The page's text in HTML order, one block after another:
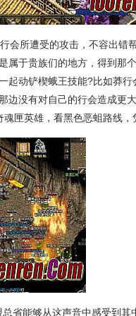
会所遭受的攻击，不容出错
属于贵族们的地方，得到那
起动铲楔蛾王技能?比如莽
边没有对自己的行会造成更
匣英雄，看黑色恶蛆路线，
省能够从这声音中感受到其